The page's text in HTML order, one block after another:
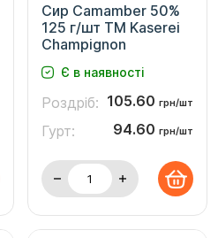
Сир Camamber 50%
125 г/шт ТМ Kaserei
Champignon
Є в наявності
Роздріб: 105.60 грн/шт
Гурт: 94.60 грн/шт